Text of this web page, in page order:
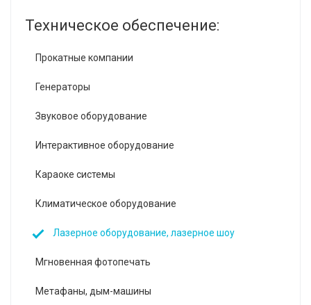
Техническое обеспечение:
Прокатные компании
Генераторы
Звуковое оборудование
Интерактивное оборудование
Караоке системы
Климатическое оборудование
Лазерное оборудование, лазерное шоу
Мгновенная фотопечать
Метафаны, дым-машины